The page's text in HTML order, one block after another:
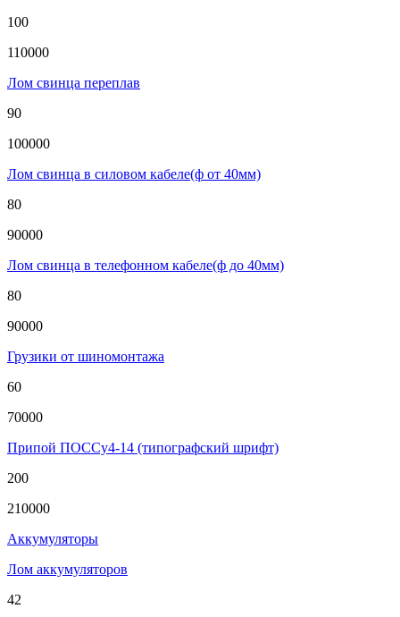
100
110000
Лом свинца переплав
90
100000
Лом свинца в силовом кабеле(ф от 40мм)
80
90000
Лом свинца в телефонном кабеле(ф до 40мм)
80
90000
Грузики от шиномонтажа
60
70000
Припой ПОССу4-14 (типографский шрифт)
200
210000
Аккумуляторы
Лом аккумуляторов
42